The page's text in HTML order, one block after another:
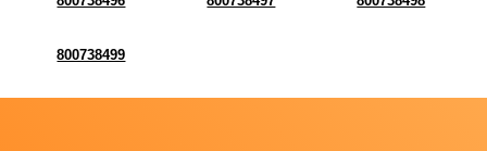
800738499